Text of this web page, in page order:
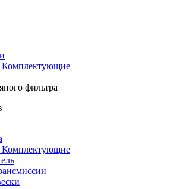
Комплектующие
фильтра
Комплектующие